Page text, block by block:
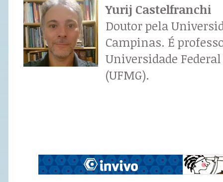
Yurij Castelfranchi
Doutor pela
Campinas. É
Universidade
(UFMG).